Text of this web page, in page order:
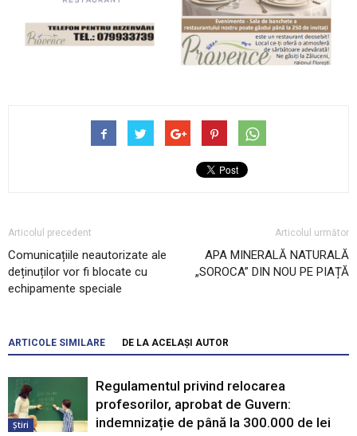
Articolul precedent
Comunicațiile neautorizate ale
deținuților vor fi blocate cu
echipamente speciale
Articolul următor
APA MINERALĂ NATURALĂ
„SOROCA” DIN NOU PE PIAȚĂ
ARTICOLE SIMILARE DE LA ACELAȘI AUTOR
Știri
Regulamentul privind relocarea
profesorilor, aprobat de Guvern:
indemnizație de până la 300.000 de lei